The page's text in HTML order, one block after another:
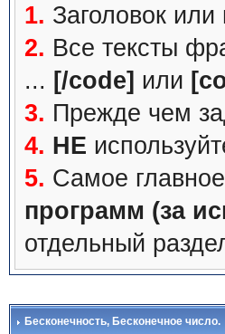
1. Заголовок
2. Все тексты
... [/code] или
3. Прежде чем
4. НЕ
5. Самое
программ (за
отдельный
Бесконечность, Бесконечное число.